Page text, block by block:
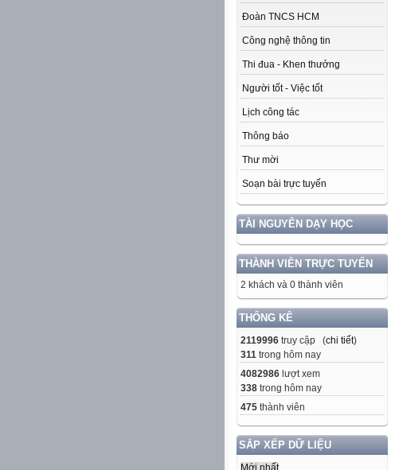
Đoàn TNCS HCM
Công nghệ thông tin
Thi đua - Khen thưởng
Người tốt - Việc tốt
Lịch công tác
Thông báo
Thư mời
Soạn bài trực tuyến
TÀI NGUYÊN DẠY HỌC
THÀNH VIÊN TRỰC TUYẾN
2 khách và 0 thành viên
THỐNG KÊ
2119996 truy cập (chi tiết)
311 trong hôm nay
4082986 lượt xem
338 trong hôm nay
475 thành viên
SẮP XẾP DỮ LIỆU
Mới nhất